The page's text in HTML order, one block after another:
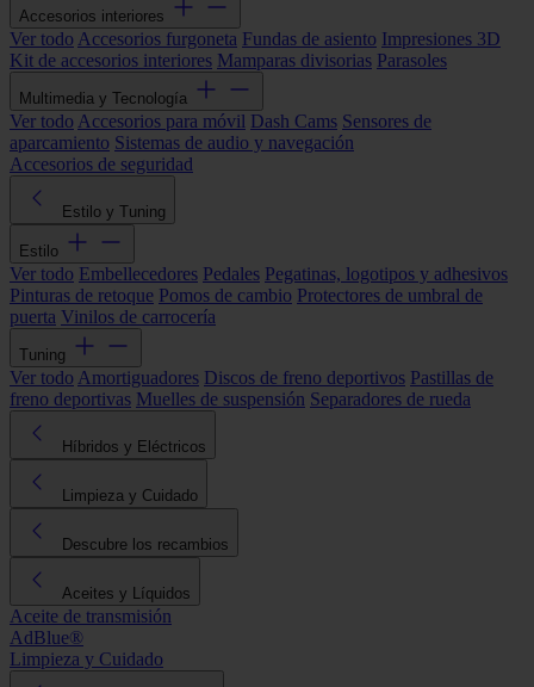
Accesorios interiores
Ver todo Accesorios furgoneta Fundas de asiento Impresiones 3D
Kit de accesorios interiores Mamparas divisorias Parasoles
Multimedia y Tecnología
Ver todo Accesorios para móvil Dash Cams Sensores de
aparcamiento Sistemas de audio y navegación
Accesorios de seguridad
Estilo y Tuning
Estilo
Ver todo Embellecedores Pedales Pegatinas, logotipos y adhesivos
Pinturas de retoque Pomos de cambio Protectores de umbral de
puerta Vinilos de carrocería
Tuning
Ver todo Amortiguadores Discos de freno deportivos Pastillas de
freno deportivas Muelles de suspensión Separadores de rueda
Híbridos y Eléctricos
Limpieza y Cuidado
Descubre los recambios
Aceites y Líquidos
Aceite de transmisión
AdBlue®
Limpieza y Cuidado